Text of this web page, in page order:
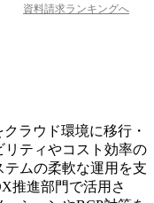
資料請求ランキングへ
ラウド環境に移行・
ティやコスト効率の
ムの柔軟な運用を支
推進部門で活用さ